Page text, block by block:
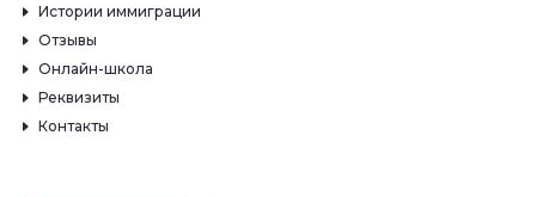
Истории иммиграции
Отзывы
Онлайн-школа
Реквизиты
Контакты